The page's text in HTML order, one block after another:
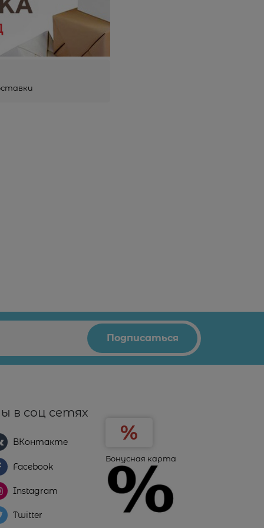
в соц сетях
ВКонтакте
Facebook
Instagram
Twitter
Бонусная карта